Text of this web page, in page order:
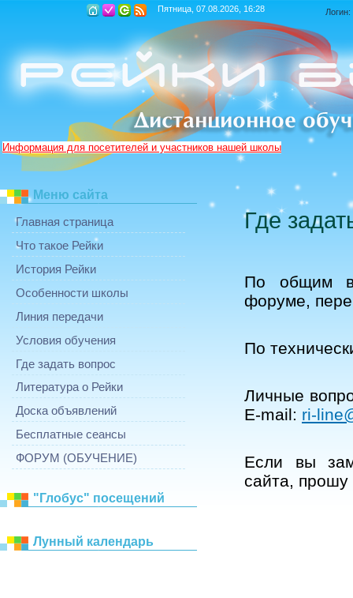
Пятница, 07.08.2026, 16:28 Логин:
Информация для посетителей и участников нашей школы
Меню сайта
Главная страница
Что такое Рейки
История Рейки
Особенности школы
Линия передачи
Условия обучения
Где задать вопрос
Литература о Рейки
Доска объявлений
Бесплатные сеансы
ФОРУМ (ОБУЧЕНИЕ)
"Глобус" посещений
Лунный календарь
Где
По общим
форуме,
По
Личные
E-mail: ri-line
Если вы
сайта,